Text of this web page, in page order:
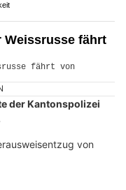
Weissrusse fährt
der Kantonspolizei
von